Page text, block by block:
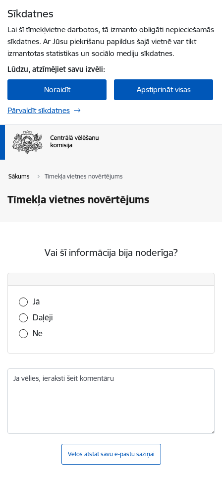
Sīkdatnes
Lai šī tīmekļvietne darbotos, tā izmanto obligāti nepieciešamās
sīkdatnes. Ar Jūsu piekrišanu papildus šajā vietnē var tikt
izmantotas statistikas un sociālo mediju sīkdatnes.
Lūdzu, atzīmējiet savu izvēli:
Noraidīt Apstiprināt visas
Pārvaldīt sīkdatnes
Sākums Tīmekļa vietnes novērtējums
Tīmekļa vietnes novērtējums
Vai šī informācija bija noderīga?
Vai šī informācija bija noderīga?
Jā
Daļēji
Nē
Ja vēlies, ieraksti šeit komentāru
Vēlos atstāt savu e-pastu saziņai